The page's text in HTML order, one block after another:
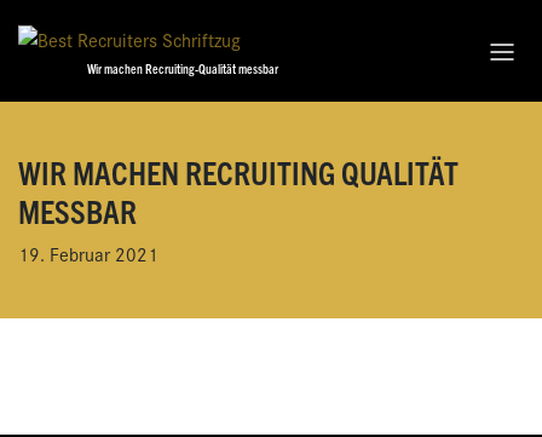
Wir machen Recruiting-Qualität messbar
WIR MACHEN RECRUITING QUALITÄT
MESSBAR
19. Februar 2021